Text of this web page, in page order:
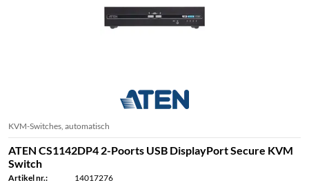
KVM-Switches, automatisch
ATEN CS1142DP4 2-Poorts USB DisplayPort Secure KVM
Switch
Artikel nr.:
14017276